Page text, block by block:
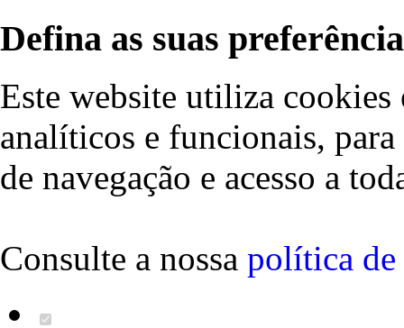
Defina as suas
Este website utiliza cookies
analíticos e funcionais,
de navegação e acesso a
Consulte a nossa política de